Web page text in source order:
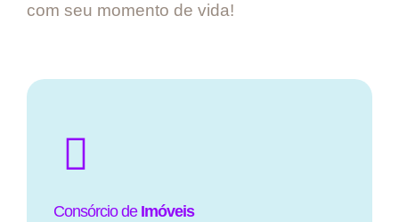
com seu momento de vida!
Consórcio de Imóveis